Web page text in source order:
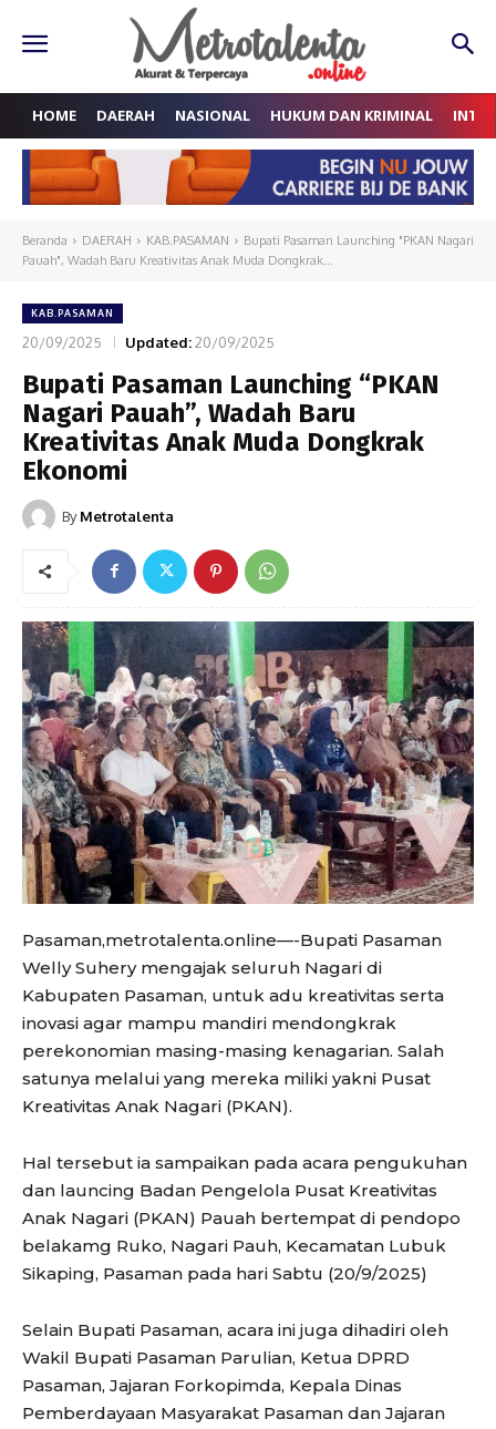
HOME DAERAH NASIONAL HUKUM DAN KRIMINAL
Beranda DAERAH KAB.PASAMAN
Bupati Pasaman Launching "PKAN Nagari
Pauah", Wadah Baru Kreativitas Anak Muda Dongkrak...
KAB.PASAMAN
20/09/2025 Updated:20/09/2025
Bupati Pasaman Launching “PKAN
Nagari Pauah”, Wadah Baru
Kreativitas Anak Muda Dongkrak
Ekonomi
By Metrotalenta
Pasaman,metrotalenta.online—-Bupati Pasaman
Welly Suhery mengajak seluruh Nagari di
Kabupaten Pasaman, untuk adu kreativitas serta
inovasi agar mampu mandiri mendongkrak
perekonomian masing-masing kenagarian. Salah
satunya melalui yang mereka miliki yakni Pusat
Kreativitas Anak Nagari (PKAN).
Hal tersebut ia sampaikan pada acara pengukuhan
dan launcing Badan Pengelola Pusat Kreativitas
Anak Nagari (PKAN) Pauah bertempat di pendopo
belakamg Ruko, Nagari Pauh, Kecamatan Lubuk
Sikaping, Pasaman pada hari Sabtu (20/9/2025)
Selain Bupati Pasaman, acara ini juga dihadiri oleh
Wakil Bupati Pasaman Parulian, Ketua DPRD
Pasaman, Jajaran Forkopimda, Kepala Dinas
Pemberdayaan Masyarakat Pasaman dan Jajaran